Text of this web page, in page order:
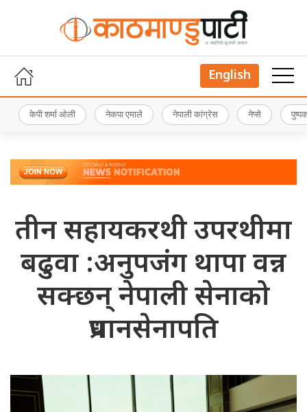
English
केपी शर्मा ओली नेकपा एमाले नेपाली कांग्रेस नेप्से
तीन सहायकरथी उपरथीमा
बढुवा :अनुपजंग थापा वन्न
सक्छन् नेपाली सेनाको
प्रधानसेनापति